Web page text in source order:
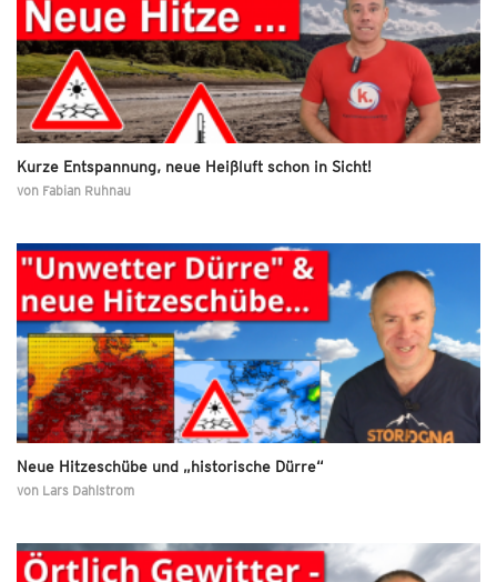
Kurze Entspannung, neue Heißluft schon in Sicht!
von Fabian Ruhnau
Neue Hitzeschübe und „historische Dürre“
von Lars Dahlstrom